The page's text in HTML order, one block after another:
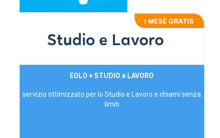
EOLO + STUDIO e LAVORO
servizio ottimizzato per lo Studio e Lavoro e chiami senza
limiti